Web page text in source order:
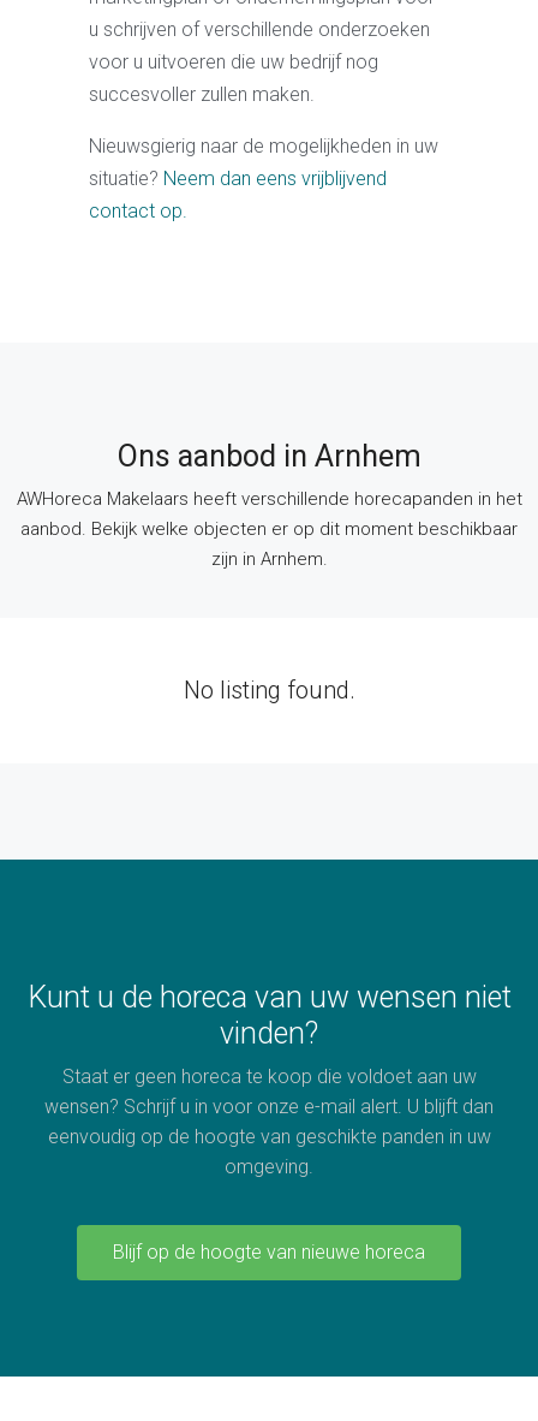
u schrijven of verschillende onderzoeken
voor u uitvoeren die uw bedrijf nog
succesvoller zullen maken.
Nieuwsgierig naar de mogelijkheden in uw
situatie? Neem dan eens vrijblijvend
contact op.
Ons aanbod in Arnhem
AWHoreca Makelaars heeft verschillende horecapanden in het
aanbod. Bekijk welke objecten er op dit moment beschikbaar
zijn in Arnhem.
No listing found.
Kunt u de horeca van uw wensen niet
vinden?
Staat er geen horeca te koop die voldoet aan uw
wensen? Schrijf u in voor onze e-mail alert. U blijft dan
eenvoudig op de hoogte van geschikte panden in uw
omgeving.
Blijf op de hoogte van nieuwe horeca